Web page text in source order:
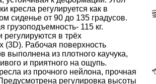
кресла регулируется как в
сиденье от 90 до 135 градусов.
грузоподъемность- 115 кг.
регулируются в трёх
(3D). Рабочая поверхность
выполнена из плотного каучука,
и приятного на ощупь.
из прочного нейлона, прочная
регулировка высоты